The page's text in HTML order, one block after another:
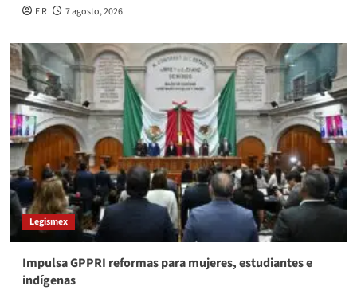
E R 7 agosto, 2026
Legismex
Impulsa GPPRI reformas para mujeres, estudiantes e
indígenas